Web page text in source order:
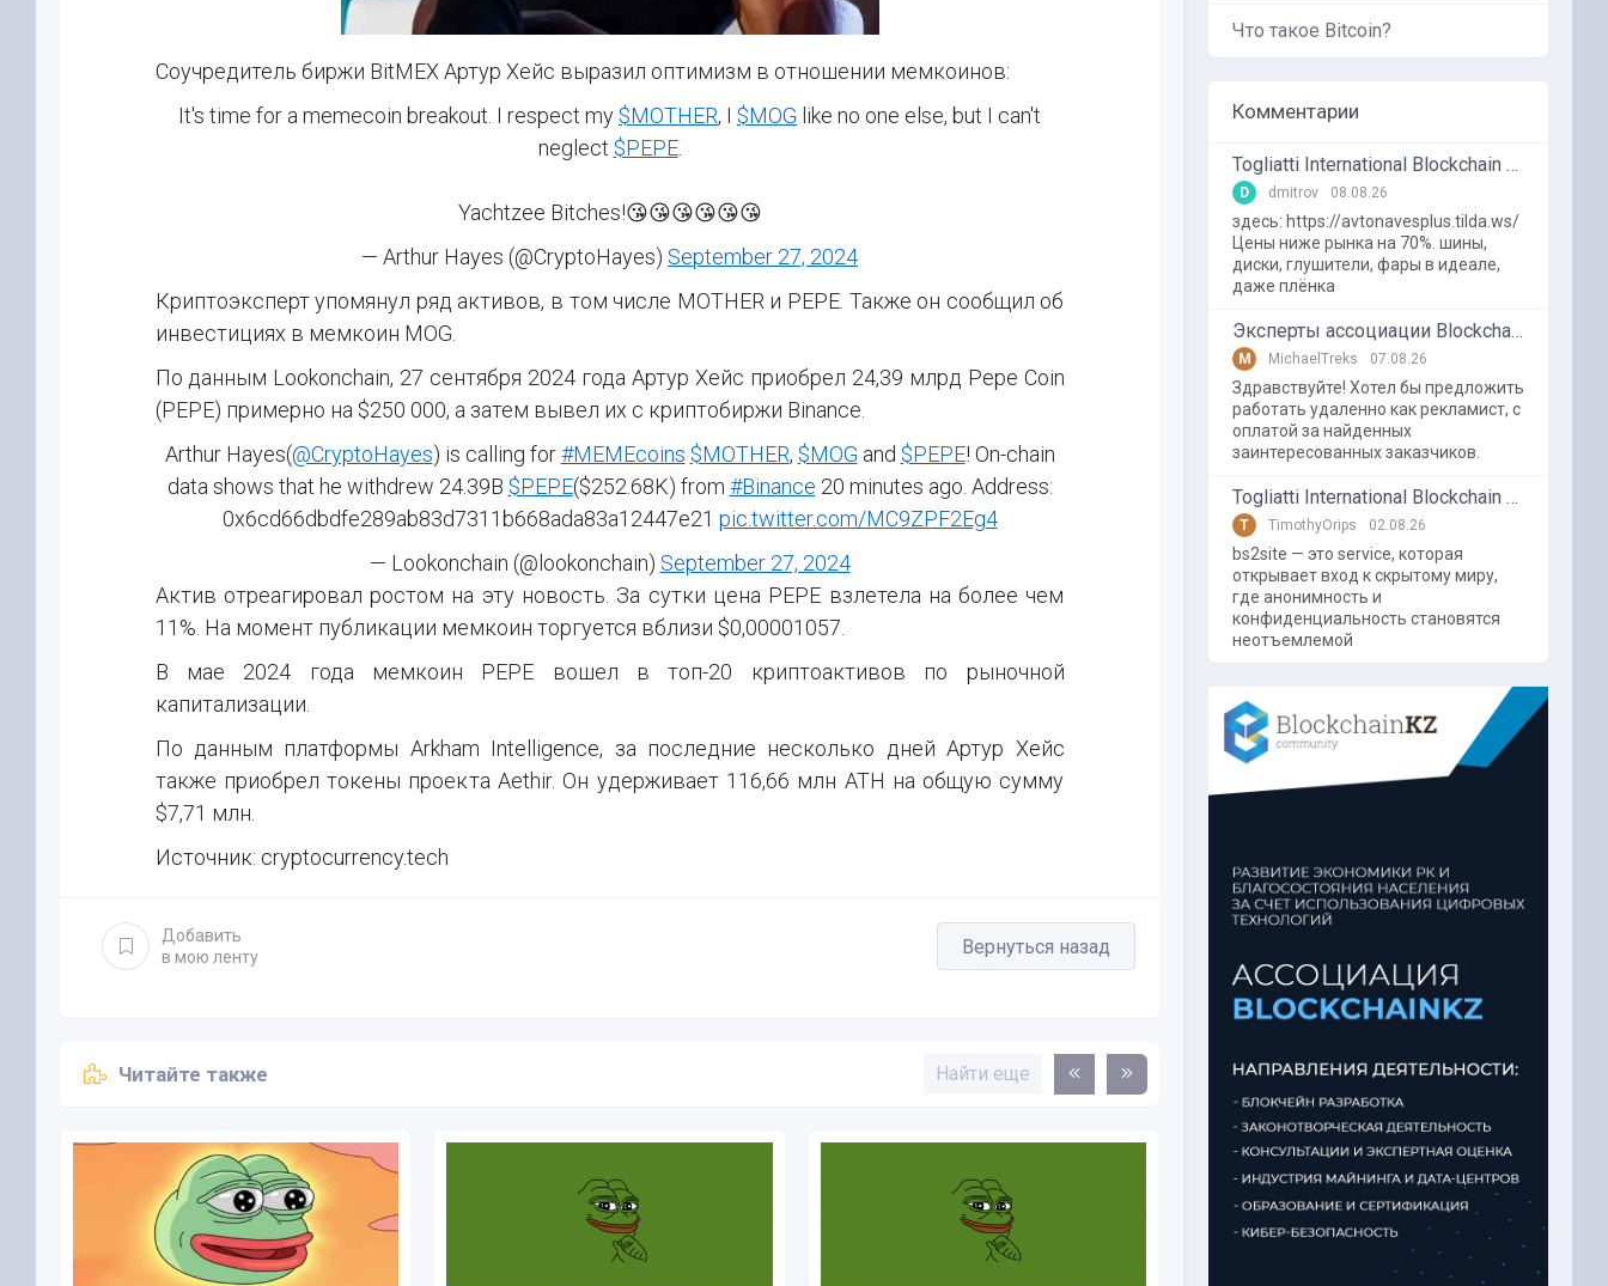
Соучредитель биржи BitMEX Артур Хейс выразил оптимизм в отношении мемкоинов:
It's time for a memecoin breakout. I respect my $MOTHER, I $MOG like no one else, but I can't
neglect $PEPE.
Yachtzee Bitches!😘😘😘😘😘😘
— Arthur Hayes (@CryptoHayes) September 27, 2024
Криптоэксперт упомянул ряд активов, в том числе MOTHER и PEPE. Также он сообщил об
инвестициях в мемкоин MOG.
По данным Lookonchain, 27 сентября 2024 года Артур Хейс приобрел 24,39 млрд Pepe Coin
(PEPE) примерно на $250 000, а затем вывел их с криптобиржи Binance.
Arthur Hayes(@CryptoHayes) is calling for#MEMEcoins $MOTHER, $MOG and $PEPE! On-chain
data shows that he withdrew 24.39B $PEPE($252.68K) from #Binance 20 minutes ago. Address:
0x6cd66dbdfe289ab83d7311b668ada83a12447e21 pic.twitter.com/MC9ZPF2Eg4
— Lookonchain (@lookonchain) September 27, 2024
Актив отреагировал ростом на эту новость. За сутки цена PEPE взлетела на более чем
11%. На момент публикации мемкоин торгуется вблизи $0,00001057.
В мае 2024 года мемкоин PEPE вошел в топ-20 криптоактивов по рыночной
капитализации.
По данным платформы Arkham Intelligence, за последние несколько дней Артур Хейс
также приобрел токены проекта Aethir. Он удерживает 116,66 млн ATH на общую сумму
$7,71 млн.
Источник: cryptocurrency.tech
Добавить
в мою ленту
Вернуться назад
Читайте также Найти еще
Что такое Bitcoin?
Комментарии
Togliatti International Blockchain Forum
D dmitrov 08.08.26
здесь: https://avtonavesplus.tilda.ws/
Цены ниже рынка на 70%. шины,
диски, глушители, фары в идеале,
даже плёнка
Эксперты ассоциации BlockchainKZ были приглашенный в г. Туркестан на межрегиональный форум "Финансовая безопастность в эпоху цифровизации и ИИ"
M MichaelTreks 07.08.26
Здравствуйте! Хотел бы предложить
работать удаленно как рекламист, с
оплатой за найденных
заинтересованных заказчиков.
Togliatti International Blockchain Forum
T TimothyOrips 02.08.26
bs2site — это service, которая
открывает вход к скрытому миру,
где анонимность и
конфиденциальность становятся
неотъемлемой